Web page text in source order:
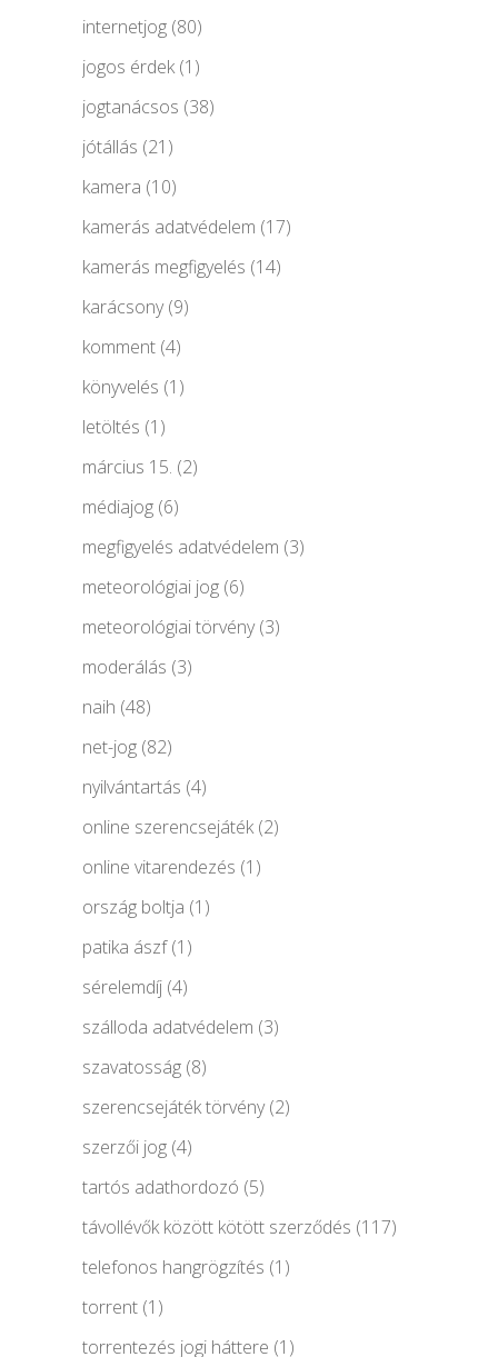
internetjog (80)
jogos érdek(1)
jogtanácsos (38)
jótállás (21)
kamera (10)
kamerás adatvédelem (17)
kamerás megfigyelés (14)
karácsony(9)
komment (4)
könyvelés (1)
letöltés (1)
március 15. (2)
médiajog (6)
megfigyelés adatvédelem (3)
meteorológiai jog (6)
meteorológiai törvény(3)
moderálás (3)
naih (48)
net-jog (82)
nyilvántartás (4)
online szerencsejáték(2)
online vitarendezés (1)
ország boltja (1)
patika ászf(1)
sérelemdíj (4)
szálloda adatvédelem (3)
szavatosság (8)
szerencsejáték törvény(2)
szerzői jog (4)
tartós adathordozó (5)
távollévők között kötött szerződés (117)
telefonos hangrögzítés (1)
torrent (1)
torrentezés jogi háttere (1)